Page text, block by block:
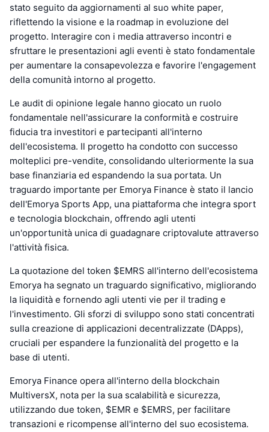
stato seguito da aggiornamenti al suo white paper,
riflettendo la visione e la roadmap in evoluzione del
progetto. Interagire con i media attraverso incontri e
sfruttare le presentazioni agli eventi è stato fondamentale
per aumentare la consapevolezza e favorire l'engagement
della comunità intorno al progetto.
Le audit di opinione legale hanno giocato un ruolo
fondamentale nell'assicurare la conformità e costruire
fiducia tra investitori e partecipanti all'interno
dell'ecosistema. Il progetto ha condotto con successo
molteplici pre-vendite, consolidando ulteriormente la sua
base finanziaria ed espandendo la sua portata. Un
traguardo importante per Emorya Finance è stato il lancio
dell'Emorya Sports App, una piattaforma che integra sport
e tecnologia blockchain, offrendo agli utenti
un'opportunità unica di guadagnare criptovalute attraverso
l'attività fisica.
La quotazione del token $EMRS all'interno dell'ecosistema
Emorya ha segnato un traguardo significativo, migliorando
la liquidità e fornendo agli utenti vie per il trading e
l'investimento. Gli sforzi di sviluppo sono stati concentrati
sulla creazione di applicazioni decentralizzate (DApps),
cruciali per espandere la funzionalità del progetto e la
base di utenti.
Emorya Finance opera all'interno della blockchain
MultiversX, nota per la sua scalabilità e sicurezza,
utilizzando due token, $EMR e $EMRS, per facilitare
transazioni e ricompense all'interno del suo ecosistema.